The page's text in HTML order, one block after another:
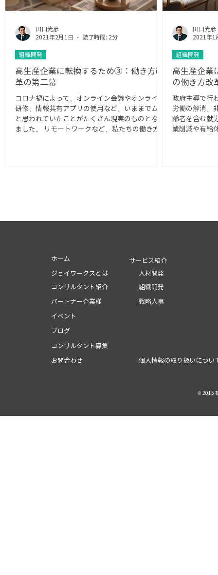
高生産企業に転換するため③：働き方改
革の第二幕
コロナ禍によって、オンライン会議やオンライン
研修、情報共有アプリの使用など、いままでムリ
と思われていたことがたくさん現実のものとなり
ました。 リモートワークなど、私たちの働き方は
組織開発
田口光彦
2021年2月1日
読了時間: 2分
高生産企業
の働き方改
政府主導で行
労働の解消、
齢者を含む就
業削減や有給
組織開発
田口光彦
2021年1
ホーム
サービス紹介
ジョイワークスとは
コンサルタント紹介
人材開発
組織開発
パートナー企業様
戦略人事
イベント
ブログ
コンサルタント募集
お問合わせ
個人情報の取り扱いについ
© 2015